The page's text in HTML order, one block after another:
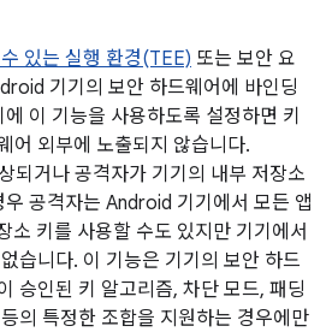
있는 실행 환경(TEE) 또는 보안 요
기기의 보안 하드웨어에 바인딩
이 기능을 사용하도록 설정하면 키
어 외부에 노출되지 않습니다.
되거나 공격자가 기기의 내부 저장소
공격자는 Android 기기에서 모든 앱
소 키를 사용할 수도 있지만 기기에서
습니다. 이 기능은 기기의 보안 하드
승인된 키 알고리즘, 차단 모드, 패딩
의 특정한 조합을 지원하는 경우에만